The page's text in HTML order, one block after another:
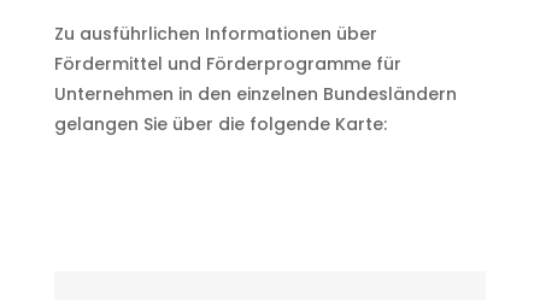
Zu ausführlichen Informationen über
Fördermittel und Förderprogramme für
Unternehmen in den einzelnen Bundesländern
gelangen Sie über die folgende Karte: